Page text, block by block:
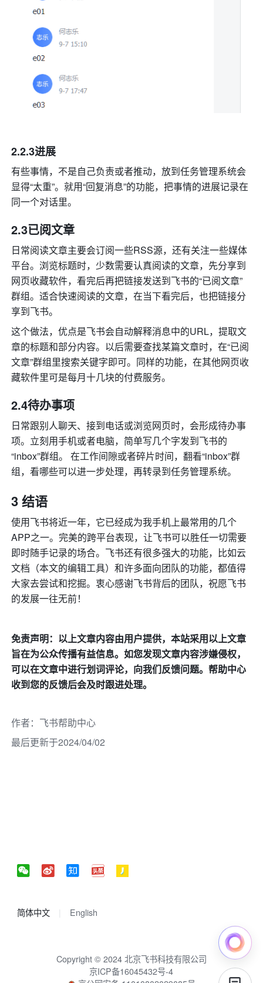
2.2.3进展
有些事情，不是自己负责或者推动，放到任务管理系统会
显得“太重”。就用“回复消息”的功能，把事情的进展记录在
同一个对话里。
2.3已阅文章
日常阅读文章主要会订阅一些RSS源，还有关注一些媒体
平台。浏览标题时，少数需要认真阅读的文章，先分享到
网页收藏软件，看完后再把链接发送到飞书的“已阅文章”
群组。适合快速阅读的文章，在当下看完后，也把链接分
享到飞书。
这个做法，优点是飞书会自动解释消息中的URL，提取文
章的标题和部分内容。以后需要查找某篇文章时，在“已阅
文章”群组里搜索关键字即可。同样的功能，在其他网页收
藏软件里可是每月十几块的付费服务。
2.4待办事项
日常跟别人聊天、接到电话或浏览网页时，会形成待办事
项。立刻用手机或者电脑，简单写几个字发到飞书的
“inbox”群组。 在工作间隙或者碎片时间，翻看“inbox”群
组，看哪些可以进一步处理，再转录到任务管理系统。
3 结语
使用飞书将近一年，它已经成为我手机上最常用的几个
APP之一。完美的跨平台表现，让飞书可以胜任一切需要
即时随手记录的场合。飞书还有很多强大的功能，比如云
文档（本文的编辑工具）和许多面向团队的功能，都值得
大家去尝试和挖掘。衷心感谢飞书背后的团队，祝愿飞书
的发展一往无前！
免责声明：以上文章内容由用户提供，本站采用以上文章
旨在为公众传播有益信息。如您发现文章内容涉嫌侵权，
可以在文章中进行划词评论，向我们反馈问题。帮助中心
收到您的反馈后会及时跟进处理。
作者： 飞书帮助中心
最后更新于2024/04/02
简体中文 English
Copyright © 2024 北京飞书科技有限公司
京ICP备16045432号-4